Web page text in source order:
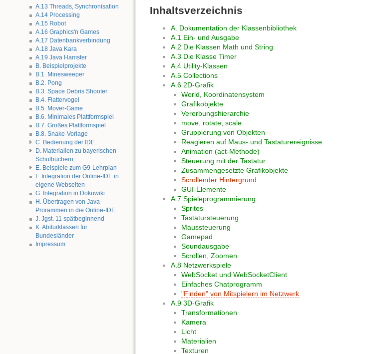
A.13 Threads, Synchronisation
A.14 Processing
A.15 Robot
A.16 Graphics'n Games
A.17 Datenbankverbindung
A.18 Java Kara
A.19 Java Hamster
B. Beispielprojekte
B.1. Minesweeper
B.2. Pong
B.3. Space Debris Shooter
B.4. Flattervogel
B.5. Mover-Game
B.6. Minimales Plattformspiel
B.7. Großes Plattformspiel
B.8. Snake-Vorlage
C. Bedienung der IDE
D. Materialien zu bayerischen
Schulbüchern
E. Beispiele zum G9-Lehrplan
F. Integration der Online-IDE in
eigene Webseiten
G. Integration in Dokuwiki
H. Übertragen von Java-
Prorammen in die Online-IDE
J. Jgst. 11 spätbeginnend
K. Abiturklassen für
Bundesländer
Impressum
Inhaltsverzeichnis
A. Dokumentation der Klassenbibliothek
A.1 Ein- und Ausgabe
A.2 Die Klassen Math und String
A.3 Die Klasse Timer
A.4 Utility-Klassen
A.5 Collections
A.6 2D-Grafik
World, Koordinatensystem
Grafikobjekte
Vererbungshierarchie
move, rotate, scale
Gruppierung von Objekten
Reagieren auf Maus- und Tastaturereignisse
Animation (act-Methode)
Steuerung mit der Tastatur
Zusammengesetzte Grafikobjekte
Scrollender Hintergrund
GUI-Elemente
A.7 Spieleprogrammierung
Sprites
Tastatursteuerung
Maussteuerung
Gamepad
Soundausgabe
Scrollen, Zoomen
A.8 Netzwerkspiele
WebSocket und WebSocketClient
Einfaches Chatprogramm
"Finden" von Mitspielern im Netzwerk
A.9 3D-Grafik
Transformationen
Kamera
Licht
Materialien
Texturen